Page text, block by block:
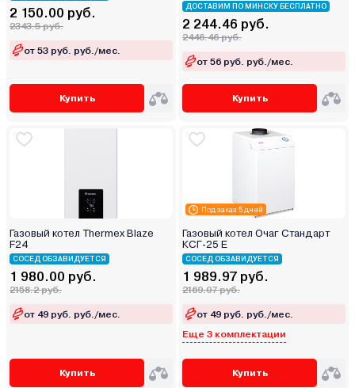
2 150.00 руб.
2343.5 руб.
от 53 руб. руб./мес.
Купить
ДОСТАВИМ ПО МИНСКУ БЕСПЛАТНО
2 244.46 руб.
2446.46 руб.
от 56 руб. руб./мес.
Купить
Газовый котел Thermex Blaze
F24
СОСЕД ОБЗАВИДУЕТСЯ
1 980.00 руб.
2158.2 руб.
от 49 руб. руб./мес.
Купить
Под заказ 5 дней
Газовый котел Очаг Стандарт
КСГ-25 Е
СОСЕД ОБЗАВИДУЕТСЯ
1 989.97 руб.
2169.07 руб.
от 49 руб. руб./мес.
Еще 3 комплектации
Купить